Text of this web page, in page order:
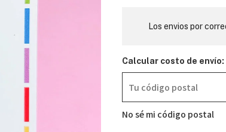
Los envios por
Calcular costo de envío:
No sé mi código postal